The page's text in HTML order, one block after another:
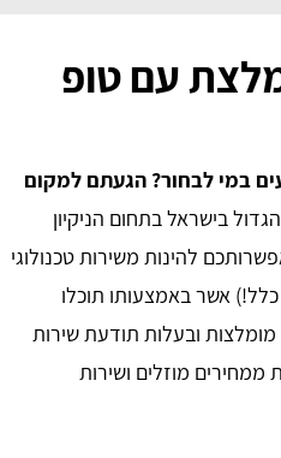
עם טופ
במי לבחור? הגעתם למקום
בישראל בתחום הניקיון
להינות משירות טכנולוגי
אשר באמצעותו תוכלו
מומלצות ובעלות תודעת שירות
ממחירים מוזלים ושירות